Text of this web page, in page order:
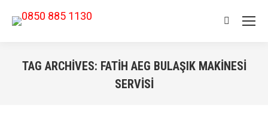
Search:
TAG ARCHIVES: FATIH AEG BULAŞIK MAKINESI
SERVISI